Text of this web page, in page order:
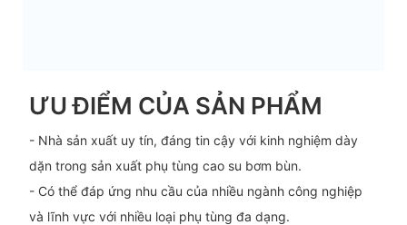
ƯU ĐIỂM CỦA SẢN PHẨM
- Nhà sản xuất uy tín, đáng tin cậy với kinh nghiệm dày
dặn trong sản xuất phụ tùng cao su bơm bùn.
- Có thể đáp ứng nhu cầu của nhiều ngành công nghiệp
và lĩnh vực với nhiều loại phụ tùng đa dạng.